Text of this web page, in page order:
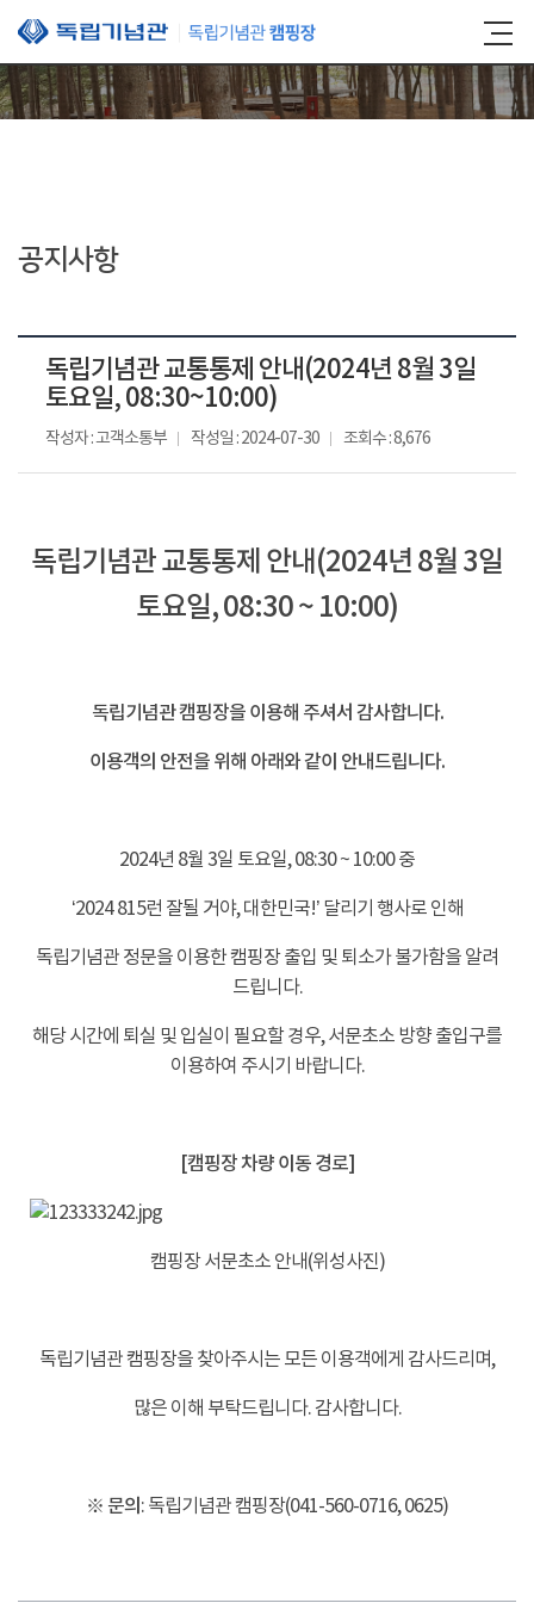
본문 바로가기
공지사항
독립기념관 교통통제 안내(2024년 8월 3일
토요일, 08:30~10:00)
작성자 : 고객소통부 작성일 : 2024-07-30 조회수 : 8,676
독립기념관 교통통제 안내(2024년 8월 3일
토요일, 08:30 ~ 10:00)
독립기념관 캠핑장을 이용해 주셔서 감사합니다.
이용객의 안전을 위해 아래와 같이 안내드립니다.
2024년 8월 3일 토요일, 08:30 ~ 10:00 중
‘2024 815런 잘될 거야, 대한민국!’ 달리기 행사로 인해
독립기념관 정문을 이용한 캠핑장 출입 및 퇴소가 불가함을 알려
드립니다.
해당 시간에 퇴실 및 입실이 필요할 경우, 서문초소 방향 출입구를
이용하여 주시기 바랍니다.
[캠핑장 차량 이동 경로]
캠핑장 서문초소 안내(위성사진)
독립기념관 캠핑장을 찾아주시는 모든 이용객에게 감사드리며,
많은 이해 부탁드립니다. 감사합니다.
※ 문의 : 독립기념관 캠핑장(041-560-0716, 0625)